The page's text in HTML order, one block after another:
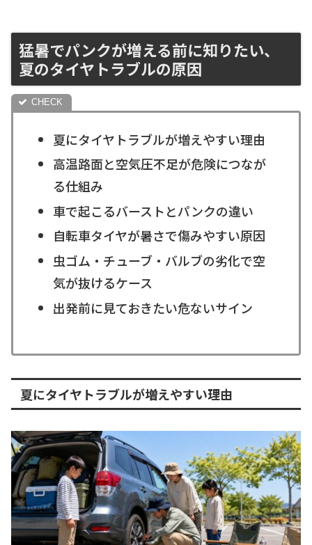
猛暑でパンクが増える前に知りたい、
夏のタイヤトラブルの原因
夏にタイヤトラブルが増えやすい理由
高温路面と空気圧不足が危険につなが
る仕組み
車で起こるバーストとパンクの違い
自転車タイヤが暑さで傷みやすい原因
虫ゴム・チューブ・バルブの劣化で空
気が抜けるケース
出発前に見ておきたい危ないサイン
夏にタイヤトラブルが増えやすい理由